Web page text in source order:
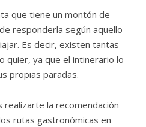
que tiene un montón de
responderla según aquello
Es decir, existen tantas
quier, ya que el intinerario lo
propias paradas.
realizarte la recomendación
rutas gastronómicas en